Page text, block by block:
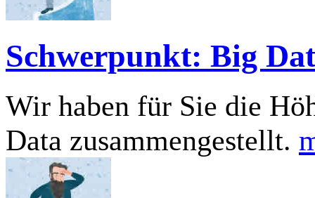
Schwerpunkt: Big
Wir haben für Sie die
Data zusammengestellt.